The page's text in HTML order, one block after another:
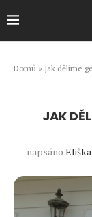
Domů » Jak dělíme
JAK
napsáno